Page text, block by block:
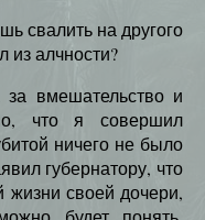
свалить на другого
из алчности?
за вмешательство и
что я совершил
ничего не было
губернатору, что
жизни своей дочери,